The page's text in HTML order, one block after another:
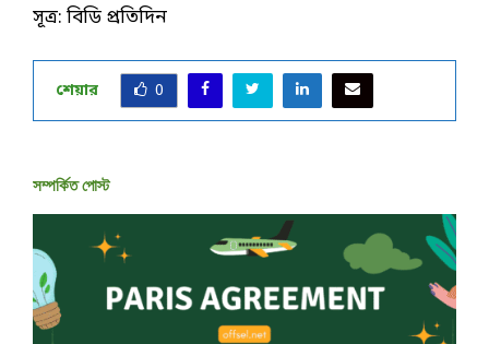
সূত্র: বিডি প্রতিদিন
শেয়ার 0
সম্পর্কিত পোস্ট